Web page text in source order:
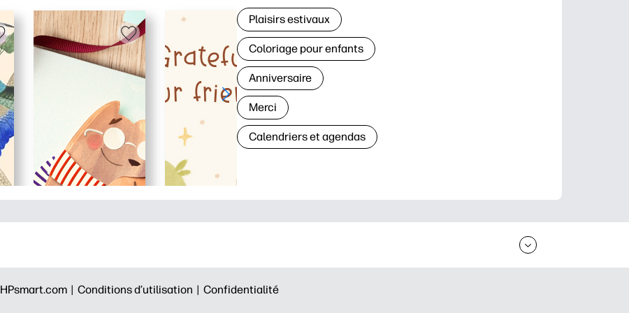
Plaisirs estivaux
Coloriage pour enfants
Anniversaire
Merci
Calendriers et agendas
HPsmart.com | Conditions d’utilisation | Confidentialité